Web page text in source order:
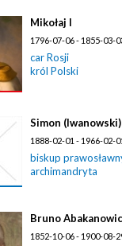
Mikołaj I
1796-07-06 - 1855-03-
car Rosji
król Polski
Simon (Iwanowski)
1888-02-01 - 1966-02-
biskup
archimandryta
Bruno
1852-10-06 - 1900-08-